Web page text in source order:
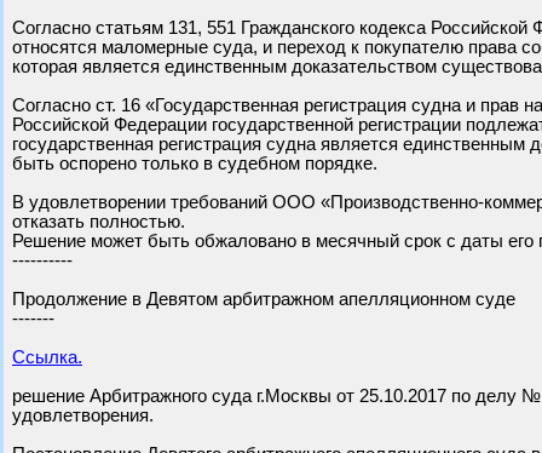
Согласно статьям 131, 551 Гражданского кодекса
относятся маломерные суда, и переход к покупателю права
которая является единственным доказательством
Согласно ст. 16 «Государственная регистрация судна и прав
Российской Федерации государственной регистрации
государственная регистрация судна является единственным
быть оспорено только в судебном порядке.
В удовлетворении требований ООО «Производственно-
отказать полностью.
Решение может быть обжаловано в месячный срок с даты
----------
Продолжение в Девятом арбитражном апелляционном суде
-------
Ссылка.
решение Арбитражного суда г.Москвы от 25.10.2017 по делу
удовлетворения.